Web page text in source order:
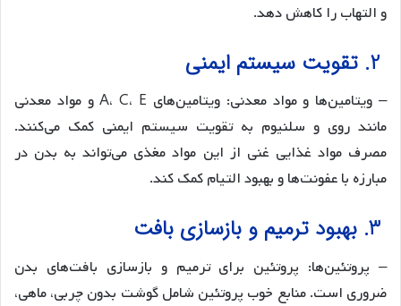
و التهاب را کاهش دهد.
– ویتامین‌ها و مواد معدنی: ویتامین‌های A، C، E و مواد معدنی
مانند روی و سلنیوم به تقویت سیستم ایمنی کمک می‌کنند.
مصرف مواد غذایی غنی از این مواد مغذی می‌تواند به بدن در
مبارزه با عفونت‌ها و بهبود التیام کمک کند.
– پروتئین‌ها: پروتئین برای ترمیم و بازسازی بافت‌های بدن
ضروری است. منابع خوب پروتئین شامل گوشت بدون چربی، ماهی،